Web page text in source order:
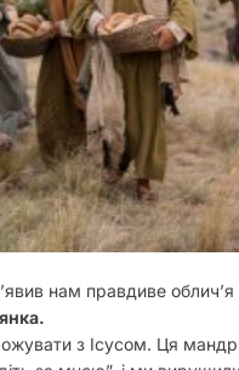
нам правдиве
з Ісусом. Ця